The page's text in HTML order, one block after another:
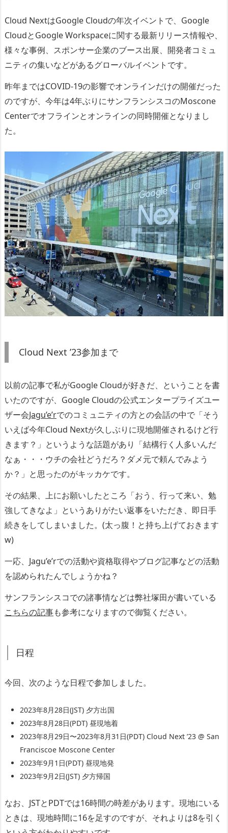
Cloud NextはGoogle Cloudの年次イベントで、Google
CloudとGoogle Workspaceに関する最新リリース情報や、
様々な事例、スポンサー企業のブース出展、開発者コミュ
ニティの集いなどがあるグローバルイベントです。
昨年まではCOVID-19の影響でオンラインだけの開催だった
のですが、今年は4年ぶりにサンフランシスコのMoscone
Centerでオフラインとオンラインの同時開催となりまし
た。
Cloud Next ’23参加まで
以前の記事で私がGoogle Cloudが好きだ、ということを書
いたのですが、Google Cloudの公式エンタープライズユー
ザー会Jagu’e’rでのコミュニティの方との会話の中で「そう
いえば今年Cloud Nextが久しぶりに現地開催されるけど行
きます？」というような話題があり「結構行く人多いんだ
なぁ・・・ウチの会社どうだろ？ダメ元で頼んでみよう
か？」と思ったのがキッカケです。
その結果、上にお願いしたところ「おう、行って来い、勉
強してきなよ」というありがたい返事をいただき、即日手
続きをしてしまいました。(太っ腹！と持ち上げておきます
w)
一応、Jagu’e’rでの活動や資格取得やブログ記事などの活動
を認められたんでしょうかね？
サンフランシスコでの諸事情などは弊社塚田が書いている
こちらの記事も参考になりますので御覧ください。
日程
今回、次のような日程で参加しました。
2023年8月28日(JST) 夕方出国
2023年8月28日(PDT) 昼現地着
2023年8月29日〜2023年8月31日(PDT) Cloud Next ’23 @ San
Franciscoe Moscone Center
2023年9月1日(PDT) 昼現地発
2023年9月2日(JST) 夕方帰国
なお、JSTとPDTでは16時間の時差があります。現地にいる
ときは、現地時間に16を足すのですが、それよりは8を引く